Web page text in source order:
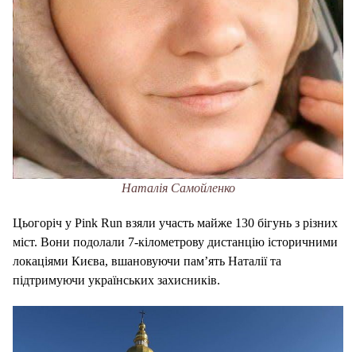
Наталія Самойленко
Цьогоріч у Pink Run взяли участь майже 130 бігунь з різних
міст. Вони подолали 7-кілометрову дистанцію історичними
локаціями Києва, вшановуючи пам’ять Наталії та
підтримуючи українських захисників.